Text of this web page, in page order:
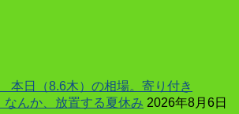
日（8.6木）の相場。寄り付き
んか、放置する夏休み 2026年8月6日